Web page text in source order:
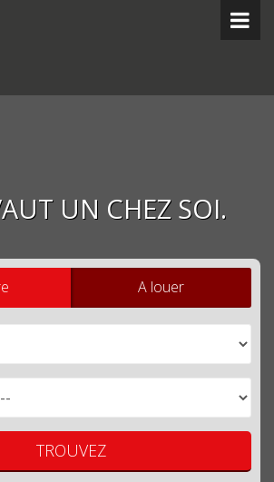
UN CHEZ SOI.
A louer
TROUVEZ